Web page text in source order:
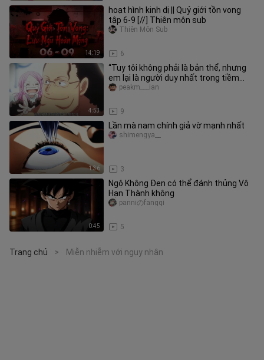
14:19
hoạt hình kinh dị || Quỷ giới tồn vong
tập 6-9 [//] Thiên môn sub
6
Thiên Môn Sub
4:53
“Tuy tôi không phải là bản thể, nhưng
em lại là người duy nhất trong tiềm
thức của tôi”
9
peakm___ian
1:36
Lần mà nam chính giả vờ mạnh nhất
3
shimengya__
0:45
Ngộ Không Đen có thể đánh thủng Vô
Hạn Thành không
5
panniのfangqi
Trang chủ > Miễn nhiễm với ngụy nhân